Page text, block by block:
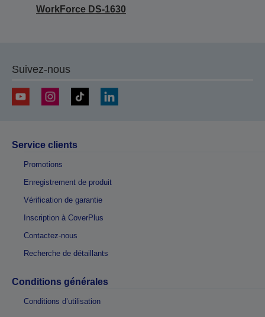
WorkForce DS-1630
Suivez-nous
Service clients
Promotions
Enregistrement de produit
Vérification de garantie
Inscription à CoverPlus
Contactez-nous
Recherche de détaillants
Conditions générales
Conditions d’utilisation